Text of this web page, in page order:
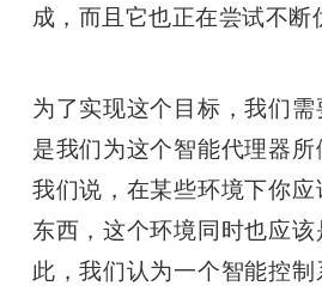
成，而且它也正在尝试不断
为了实现这个目标，我们
是我们为这个智能代理器所
我们说，在某些环境下你
东西，这个环境同时也应
此，我们认为一个智能控